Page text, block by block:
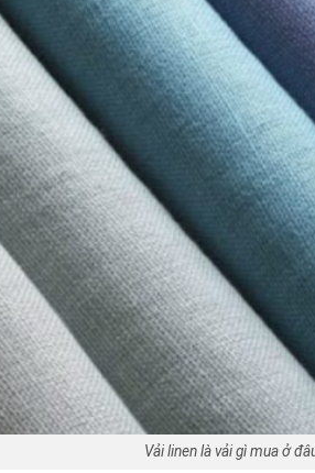
Vải linen là vải gì mua ở